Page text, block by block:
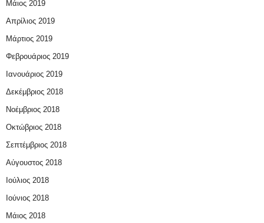
Μάιος 2019
Απρίλιος 2019
Μάρτιος 2019
Φεβρουάριος 2019
Ιανουάριος 2019
Δεκέμβριος 2018
Νοέμβριος 2018
Οκτώβριος 2018
Σεπτέμβριος 2018
Αύγουστος 2018
Ιούλιος 2018
Ιούνιος 2018
Μάιος 2018